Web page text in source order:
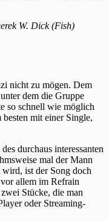
W. Dick (Fish)
nicht zu mögen. Dem
dem die Gruppe
so schnell wie möglich
mit einer Single,
durchaus interessanten
mal der Mann
ist der Song doch
allem im Refrain
Stücke, die man
oder Streaming-